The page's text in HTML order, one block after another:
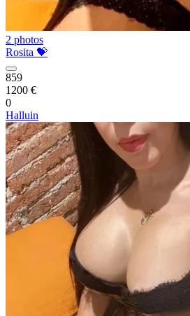
2 photos
Rosita 💝
859
1200 €
0
Halluin